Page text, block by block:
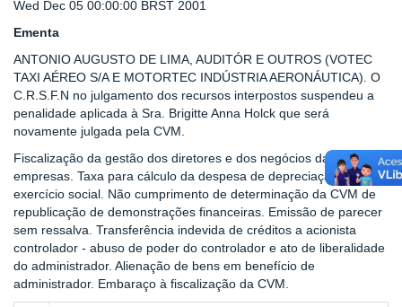
Wed Dec 05 00:00:00 BRST 2001
Ementa
ANTONIO AUGUSTO DE LIMA, AUDITÓR E OUTROS (VOTEC
TAXI AÉREO S/A E MOTORTEC INDÚSTRIA AERONÁUTICA). O
C.R.S.F.N no julgamento dos recursos interpostos suspendeu a
penalidade aplicada à Sra. Brigitte Anna Holck que será
novamente julgada pela CVM.
Fiscalização da gestão dos diretores e dos negócios das
empresas. Taxa para cálculo da despesa de depreciação do
exercício social. Não cumprimento de determinação da CVM de
republicação de demonstrações financeiras. Emissão de parecer
sem ressalva. Transferência indevida de créditos a acionista
controlador - abuso de poder do controlador e ato de liberalidade
do administrador. Alienação de bens em benefício de
administrador. Embaraço à fiscalização da CVM.